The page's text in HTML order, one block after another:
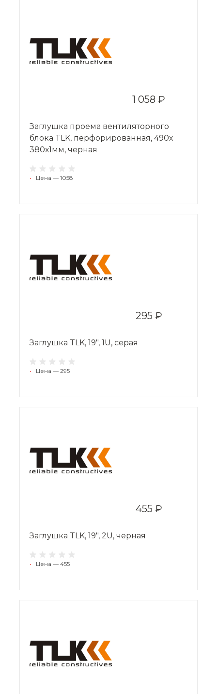
1 058 ₽
Заглушка проема вентиляторного
блока TLK, перфорированная, 490х
380х1мм, черная
• Цена — 1058
295 ₽
Заглушка TLK, 19", 1U, серая
• Цена — 295
455 ₽
Заглушка TLK, 19", 2U, черная
• Цена — 455